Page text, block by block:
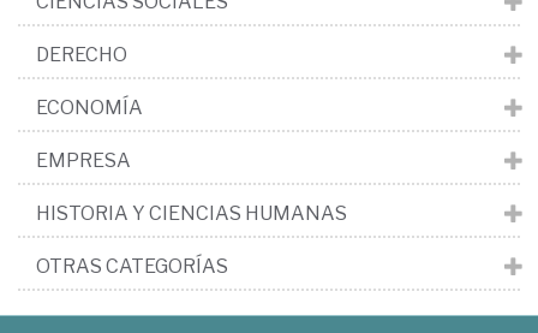
DERECHO
ECONOMÍA
EMPRESA
HISTORIA Y CIENCIAS HUMANAS
OTRAS CATEGORÍAS